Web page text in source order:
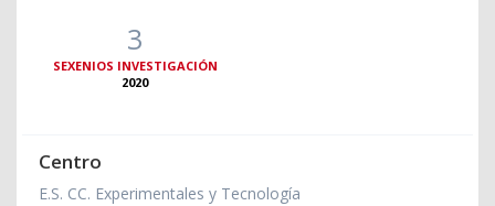
3
SEXENIOS INVESTIGACIÓN
2020
Centro
E.S. CC. Experimentales y Tecnología